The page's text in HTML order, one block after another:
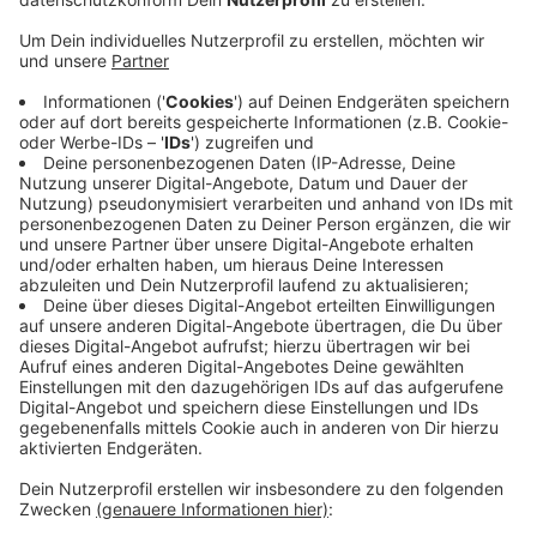
Eva sucht eine 2 bis 3 Zimmerwohnung. Gerne mit
Balkon. Sie und ihre Tochter haben zwei Hauskatzen.
Die Wohnung darf maximal 600 € kosten.
Haben Sie eine Wohnung zu vermieten oder können
Eva bei der Suche helfen.
Dann nehmen Sie gerne Kontakt mit Eva aus.
Per Mail: e.geffe@gmx.de
Anzeige